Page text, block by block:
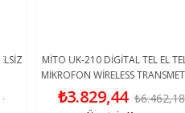
MİTO UK-210 DİGİTAL TEL EL TELSİZ
MİKROFON WİRELESS TRANSMETTER
₺3.829,44 ₺6.462,18